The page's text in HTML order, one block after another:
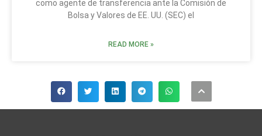
como agente de transferencia ante la Comisión de
Bolsa y Valores de EE. UU. (SEC) el
READ MORE »